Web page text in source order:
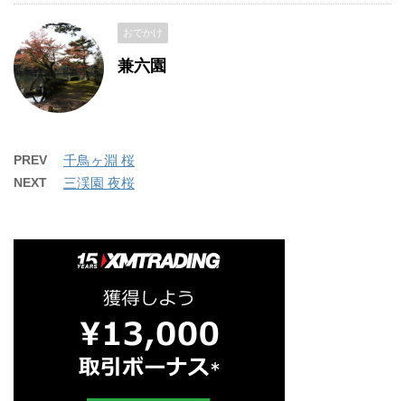
おでかけ
兼六園
PREV 千鳥ヶ淵 桜
NEXT 三渓園 夜桜